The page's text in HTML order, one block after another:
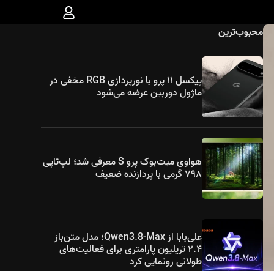
محبوب‌ترین
پیکسل ۱۱ پرو با نورپردازی RGB مخفی در
ماژول دوربین عرضه می‌شود
هواوی میت‌بوک پرو S معرفی شد؛ لپ‌تاپی
۷۹۸ گرمی با پردازنده ضعیف
علی‌بابا از Qwen3.8-Max؛ مدل متن‌باز
۲.۴ تریلیون پارامتری برای فعالیت‌های
طولانی رونمایی کرد